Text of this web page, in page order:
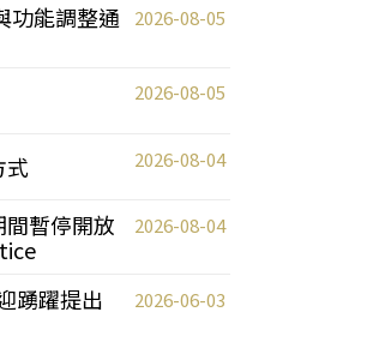
功能調整通
2026-08-05
2026-08-05
式 2026-08-04
間暫停開放
2026-08-04
踴躍提出
2026-06-03